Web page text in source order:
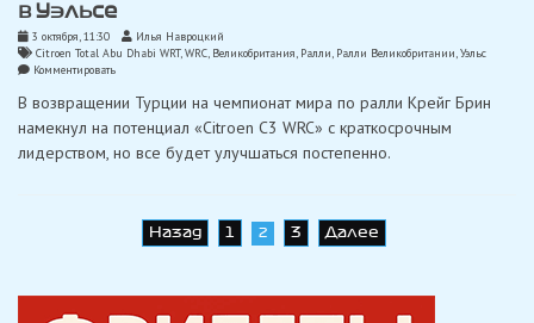
в Уэльсе
3 октября, 11:30
Илья Навроцкий
Citroen Total Abu Dhabi WRT,WRC, Великобритания, Ралли, Ралли Великобритании,Уэльс
Комментироватьon
хочет
на
путь
В возвращении Турции на чемпионат мира по ралли Крейг Брин
намекнул на потенциал «Citroen C3 WRC» с краткосрочным
лидерством, но все будет улучшаться постепенно.
Навигация
записям
Назад 2 3 Далее